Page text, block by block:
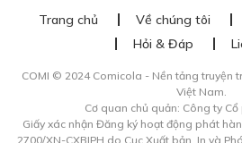
Trang chủ Về chúng tôi
Hỏi & Đáp
COMI © 2024 Comicola - Nền tảng truyện
Việt Nam.
Cơ quan chủ quản: Công ty
Giấy xác nhận Đăng ký hoạt động phát
2700/XN-CXBIPH do Cục Xuất bản, In và